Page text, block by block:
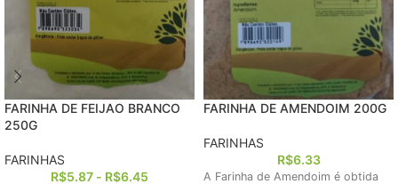
FARINHA DE FEIJAO BRANCO
250G
FARINHAS
R$5.87 - R$6.45
FARINHA DE AMENDOIM 200G
FARINHAS
R$6.33
A Farinha de Amendoim é obtida